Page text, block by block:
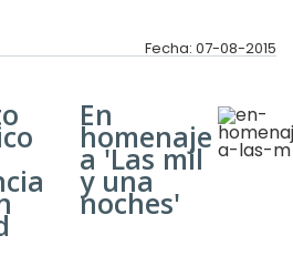
Fecha: 07-08-2015
En
homenaje
a 'Las mil
y una
noches'